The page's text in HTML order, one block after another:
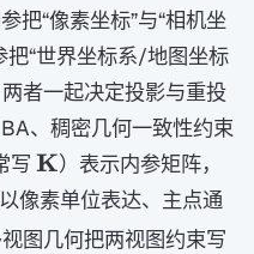
把“像素坐标”与“相机坐
把“世界坐标系/地图坐标
者一起决定投影与重投
、稠密几何一致性约束
写 \mathbf
K
K）表示内参矩阵，
像素单位表达、主点通
图几何把两视图约束写